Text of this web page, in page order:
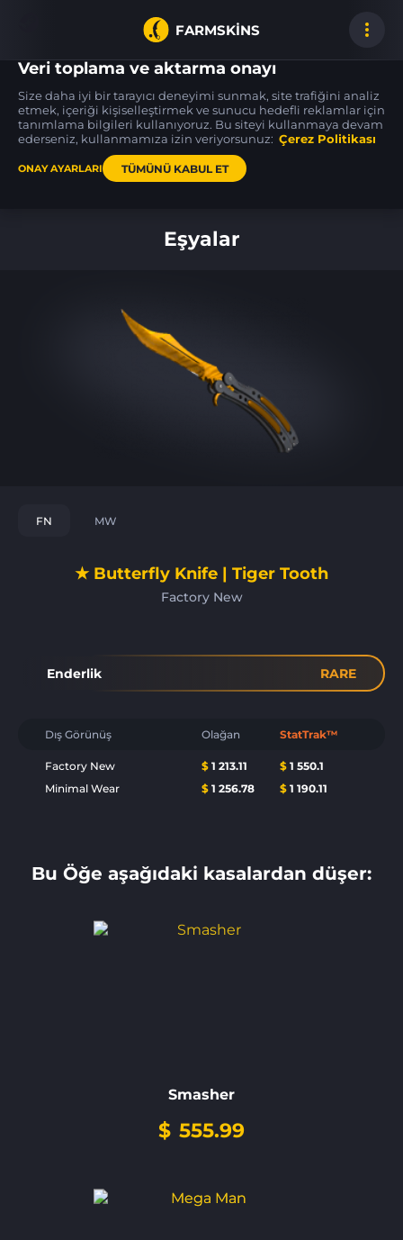
FARMSKINS
Galil AR
Stone Cold FN 0
AWP
Capillary FT
Desert Eagle
Oxide Blaze
Eşyalar
FN MW
★ Butterfly Knife | Tiger Tooth
Factory New
Enderlik RARE
Dış Görünüş Olağan StatTrak™
Factory New $ 1 213.11 $ 1 550.1
Minimal Wear
$ 1 256.78 $ 1 190.11
Bu Öğe aşağıdaki kasalardan düşer:
Smasher
$ 555.99
Veri toplama ve aktarma onayı
Size daha iyi bir tarayıcı deneyimi sunmak, site trafiğini analiz
etmek, içeriği kişiselleştirmek ve sunucu hedefli reklamlar için
tanımlama bilgileri kullanıyoruz. Bu siteyi kullanmaya devam
ederseniz, kullanmamıza izin veriyorsunuz: Çerez Politikası
ONAY AYARLARI TÜMÜNÜ KABUL ET